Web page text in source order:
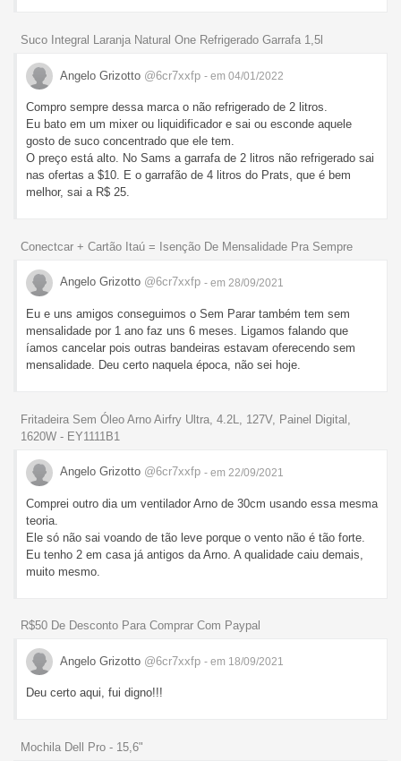
Suco Integral Laranja Natural One Refrigerado Garrafa 1,5l
Angelo Grizotto @6cr7xxfp - em 04/01/2022
Compro sempre dessa marca o não refrigerado de 2 litros.
Eu bato em um mixer ou liquidificador e sai ou esconde aquele
gosto de suco concentrado que ele tem.
O preço está alto. No Sams a garrafa de 2 litros não refrigerado sai
nas ofertas a $10. E o garrafão de 4 litros do Prats, que é bem
melhor, sai a R$ 25.
Conectcar + Cartão Itaú = Isenção De Mensalidade Pra Sempre
Angelo Grizotto @6cr7xxfp - em 28/09/2021
Eu e uns amigos conseguimos o Sem Parar também tem sem
mensalidade por 1 ano faz uns 6 meses. Ligamos falando que
íamos cancelar pois outras bandeiras estavam oferecendo sem
mensalidade. Deu certo naquela época, não sei hoje.
Fritadeira Sem Óleo Arno Airfry Ultra, 4.2L, 127V, Painel Digital,
1620W - EY1111B1
Angelo Grizotto @6cr7xxfp - em 22/09/2021
Comprei outro dia um ventilador Arno de 30cm usando essa mesma
teoria.
Ele só não sai voando de tão leve porque o vento não é tão forte.
Eu tenho 2 em casa já antigos da Arno. A qualidade caiu demais,
muito mesmo.
R$50 De Desconto Para Comprar Com Paypal
Angelo Grizotto @6cr7xxfp - em 18/09/2021
Deu certo aqui, fui digno!!!
Mochila Dell Pro - 15,6"